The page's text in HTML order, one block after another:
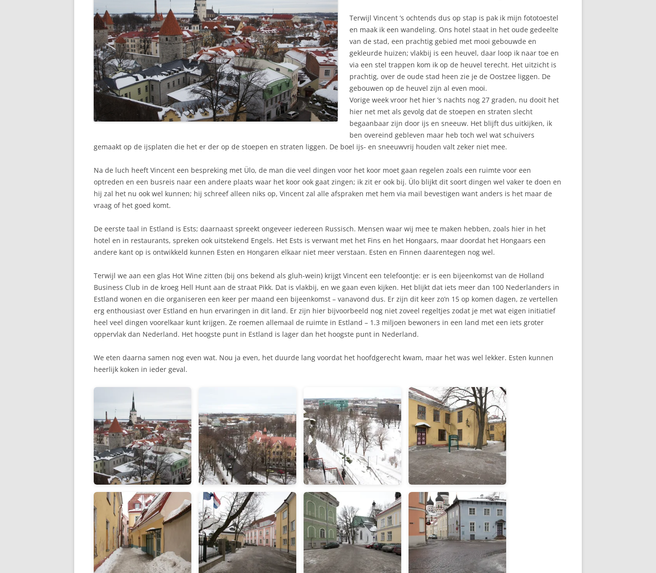
Terwijl Vincent ’s ochtends dus op stap is pak ik mijn fototoestel
en maak ik een wandeling. Ons hotel staat in het oude gedeelte
van de stad, een prachtig gebied met mooi gebouwde en
gekleurde huizen; vlakbij is een heuvel, daar loop ik naar toe en
via een stel trappen kom ik op de heuvel terecht. Het uitzicht is
prachtig, over de oude stad heen zie je de Oostzee liggen. De
gebouwen op de heuvel zijn al even mooi.
Vorige week vroor het hier ’s nachts nog 27 graden, nu dooit het
hier net met als gevolg dat de stoepen en straten slecht
begaanbaar zijn door ijs en sneeuw. Het blijft dus uitkijken, ik
ben overeind gebleven maar heb toch wel wat schuivers
gemaakt op de ijsplaten die het er der op de stoepen en straten liggen. De boel ijs- en sneeuwvrij houden valt zeker niet mee.
Na de luch heeft Vincent een bespreking met Ülo, de man die veel dingen voor het koor moet gaan regelen zoals een ruimte voor een
optreden en een busreis naar een andere plaats waar het koor ook gaat zingen; ik zit er ook bij. Ülo blijkt dit soort dingen wel vaker te doen en
hij zal het nu ook wel kunnen; hij schreef alleen niks op, Vincent zal alle afspraken met hem via mail bevestigen want anders is het maar de
vraag of het goed komt.
De eerste taal in Estland is Ests; daarnaast spreekt ongeveer iedereen Russisch. Mensen waar wij mee te maken hebben, zoals hier in het
hotel en in restaurants, spreken ook uitstekend Engels. Het Ests is verwant met het Fins en het Hongaars, maar doordat het Hongaars een
andere kant op is ontwikkeld kunnen Esten en Hongaren elkaar niet meer verstaan. Esten en Finnen daarentegen nog wel.
Terwijl we aan een glas Hot Wine zitten (bij ons bekend als gluh-wein) krijgt Vincent een telefoontje: er is een bijeenkomst van de Holland
Business Club in de kroeg Hell Hunt aan de straat Pikk. Dat is vlakbij, en we gaan even kijken. Het blijkt dat iets meer dan 100 Nederlanders in
Estland wonen en die organiseren een keer per maand een bijeenkomst – vanavond dus. Er zijn dit keer zo’n 15 op komen dagen, ze vertellen
erg enthousiast over Estland en hun ervaringen in dit land. Er zijn hier bijvoorbeeld nog niet zoveel regeltjes zodat je met wat eigen initiatief
heel veel dingen voorelkaar kunt krijgen. Ze roemen allemaal de ruimte in Estland – 1.3 miljoen bewoners in een land met een iets groter
oppervlak dan Nederland. Het hoogste punt in Estland is lager dan het hoogste punt in Nederland.
We eten daarna samen nog even wat. Nou ja even, het duurde lang voordat het hoofdgerecht kwam, maar het was wel lekker. Esten kunnen
heerlijk koken in ieder geval.